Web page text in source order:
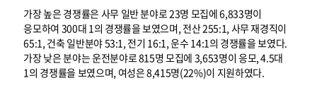
가장 높은 경쟁률은 사무 일반 분야로 23명 모집에 6,833명이
응모하여 300대 1의 경쟁률을 보였으며, 전산 255:1, 사무 재경직이
65:1, 건축 일반분야 53:1, 전기 16:1, 운수 14:1의 경쟁률을 보였다.
가장 낮은 분야는 운전분야로 815명 모집에 3,653명이 응모, 4.5대
1의 경쟁률을 보였으며, 여성은 8,415명(22%)이 지원하였다.